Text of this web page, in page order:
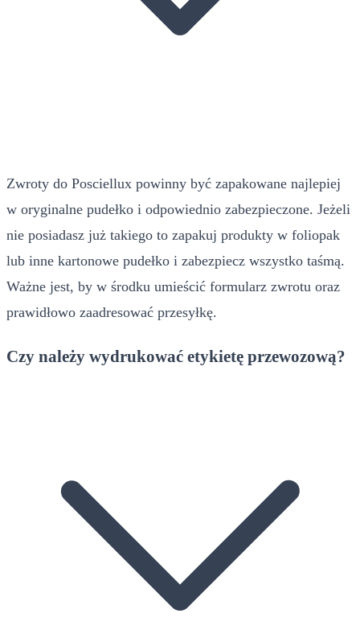
Zwroty do Posciellux powinny być zapakowane najlepiej
w oryginalne pudełko i odpowiednio zabezpieczone. Jeżeli
nie posiadasz już takiego to zapakuj produkty w foliopak
lub inne kartonowe pudełko i zabezpiecz wszystko taśmą.
Ważne jest, by w środku umieścić formularz zwrotu oraz
prawidłowo zaadresować przesyłkę.
Czy należy wydrukować etykietę przewozową?